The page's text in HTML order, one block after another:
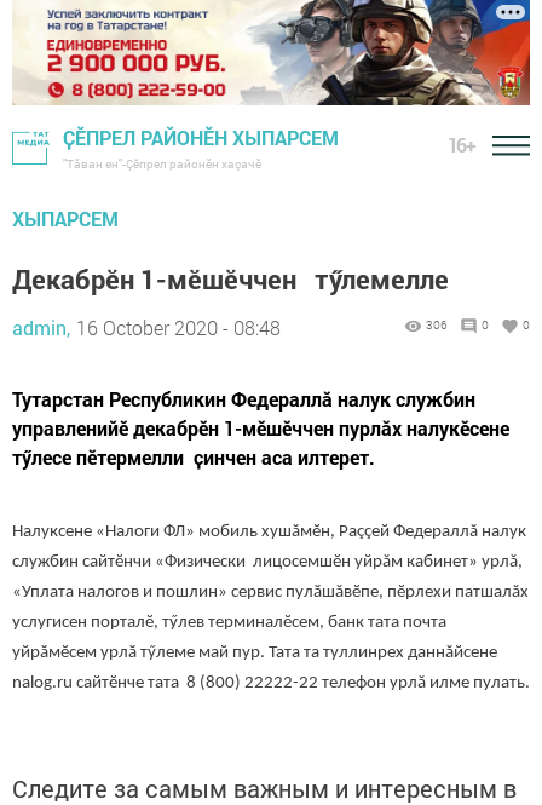
ҪӖПРЕЛ РАЙОНӖН ХЫПАРСЕМ
"Тӑван ен"-Çĕпрел районĕн хаçачӗ
16+
ХЫПАРСЕМ
Декабрӗн 1-мӗшӗччен тӳлемелле
admin, 16 October 2020 - 08:48 306 0 0
Тутарстан Республикин Федераллă налук службин
управленийӗ декабрӗн 1-мӗшӗччен пурлӑх налукӗсене
тӳлесе пӗтермелли ҫинчен аса илтерет.
Налуксене «Налоги ФЛ» мобиль хушăмӗн, Раççей Федераллă налук
службин сайтӗнчи «Физически лицосемшӗн уйрăм кабинет» урлă,
«Уплата налогов и пошлин» сервис пулӑшăвӗпе, пӗрлехи патшалăх
услугисен порталӗ, тӳлев терминалӗсем, банк тата почта
уйрӑмӗсем урлӑ тӳлеме май пур. Тата та туллинрех даннăйсене
nalog.ru сайтӗнче тата 8 (800) 22222-22 телефон урлă илме пулать.
Следите за самым важным и интересным в